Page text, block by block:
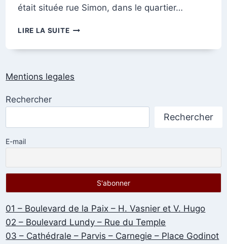
était située rue Simon, dans le quartier…
LIRE LA SUITEL’ECOLE
MÉDECINE,
Mentions legales
Rechercher
Rechercher
E-mail
01 – Boulevard de la Paix – H. Vasnier et V. Hugo
02 – Boulevard Lundy – Rue du Temple
03 – Cathédrale – Parvis – Carnegie – Place Godinot